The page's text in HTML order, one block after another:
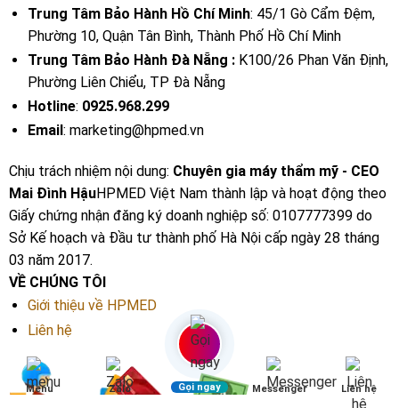
Trung Tâm Bảo Hành Hồ Chí Minh: 45/1 Gò Cẩm Đệm,
Phường 10, Quận Tân Bình, Thành Phố Hồ Chí Minh
Trung Tâm Bảo Hành Đà Nẵng :K100/26 Phan Văn Định,
Phường Liên Chiểu, TP Đà Nẵng
Hotline: 0925.968.299
Email: marketing@hpmed.vn
Chịu trách nhiệm nội dung: Chuyên gia máy thẩm mỹ - CEO
Mai Đình HậuHPMED Việt Nam thành lập và hoạt động theo
Giấy chứng nhận đăng ký doanh nghiệp số: 0107777399 do
Sở Kế hoạch và Đầu tư thành phố Hà Nội cấp ngày 28 tháng
03 năm 2017.
VỀ CHÚNG TÔI
Giới thiệu về HPMED
Liên hệ
Menu Zalo Gọi ngay Messenger Liên hệ